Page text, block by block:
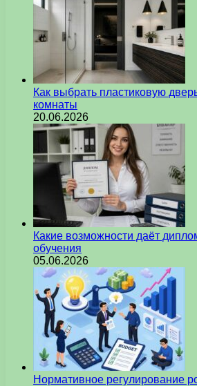
Как выбрать пластиковую
комнаты
20.06.2026
Какие возможности даёт
обучения
05.06.2026
Нормативное регулирование